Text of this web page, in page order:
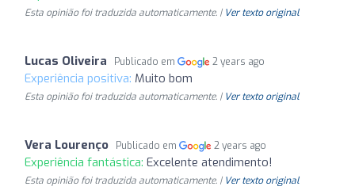
Esta opinião foi traduzida automaticamente. | Ver texto original
Lucas Oliveira Publicado em 2 years ago
Experiência positiva: Muito bom
Esta opinião foi traduzida automaticamente. | Ver texto original
Vera Lourenço Publicado em 2 years ago
Experiência fantástica: Excelente atendimento!
Esta opinião foi traduzida automaticamente. | Ver texto original